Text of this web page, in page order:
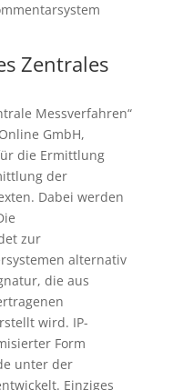
Zentrales
Messverfahren“
GmbH,
die Ermittlung
der
Dabei werden
zur
alternativ
die aus
wird. IP-
Form
unter der
Einziges